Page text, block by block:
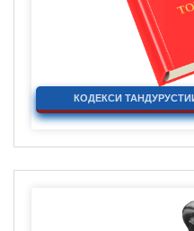
КОДЕКСИ